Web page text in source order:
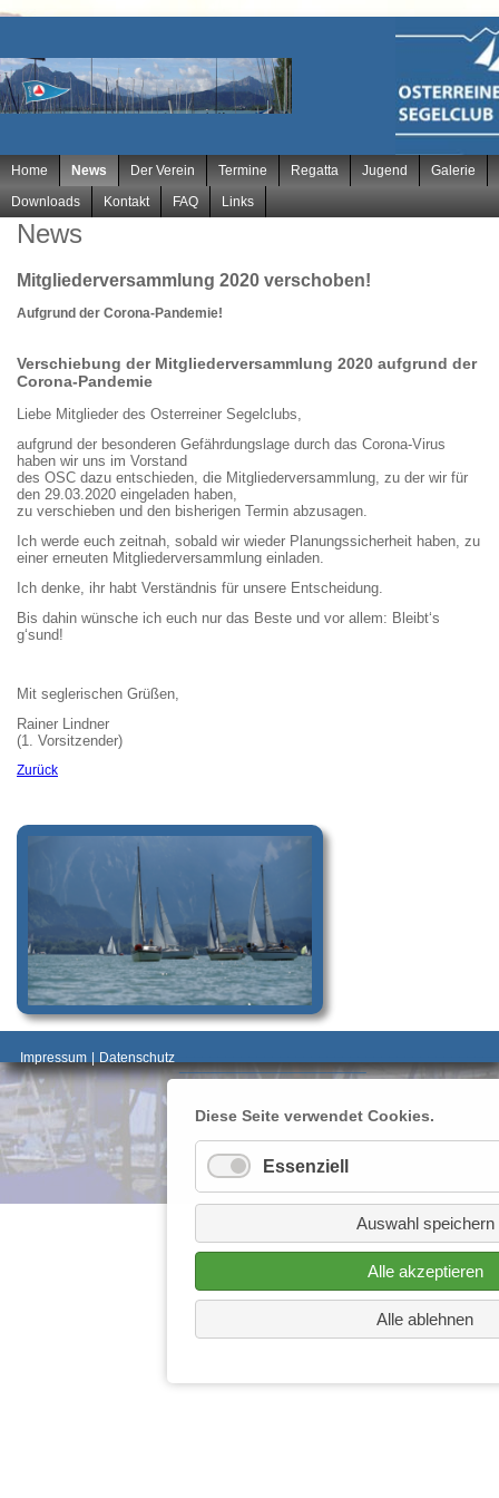
Navigation
überspringen
Home News Der Verein Termine Regatta Jugend
Galerie
Downloads
Kontakt FAQ Links
News
Mitgliederversammlung 2020 verschoben!
Aufgrund der Corona-Pandemie!
Verschiebung der Mitgliederversammlung 2020 aufgrund der
Corona-Pandemie
Liebe Mitglieder des Osterreiner Segelclubs,
aufgrund der besonderen Gefährdungslage durch das Corona-Virus
haben wir uns im Vorstand
des OSC dazu entschieden, die Mitgliederversammlung, zu der wir für
den 29.03.2020 eingeladen haben,
zu verschieben und den bisherigen Termin abzusagen.
Ich werde euch zeitnah, sobald wir wieder Planungssicherheit haben, zu
einer erneuten Mitgliederversammlung einladen.
Ich denke, ihr habt Verständnis für unsere Entscheidung.
Bis dahin wünsche ich euch nur das Beste und vor allem: Bleibt‘s
g‘sund!
Mit seglerischen Grüßen,
Rainer Lindner
(1. Vorsitzender)
Zurück
Impressum | Datenschutz ________________________
Diese Seite verwendet Cookies.
Essenziell
Auswahl speichern
Alle akzeptieren
Alle ablehnen